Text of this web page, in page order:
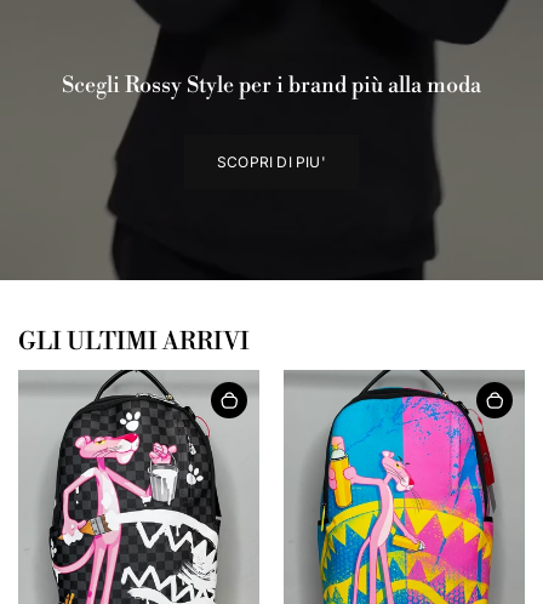
Scegli Rossy Style per i brand più alla moda
SCOPRI DI PIU'
GLI ULTIMI ARRIVI